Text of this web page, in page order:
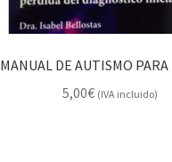
MANUAL DE AUTISMO PARA
5,00€ (IVA incluido)